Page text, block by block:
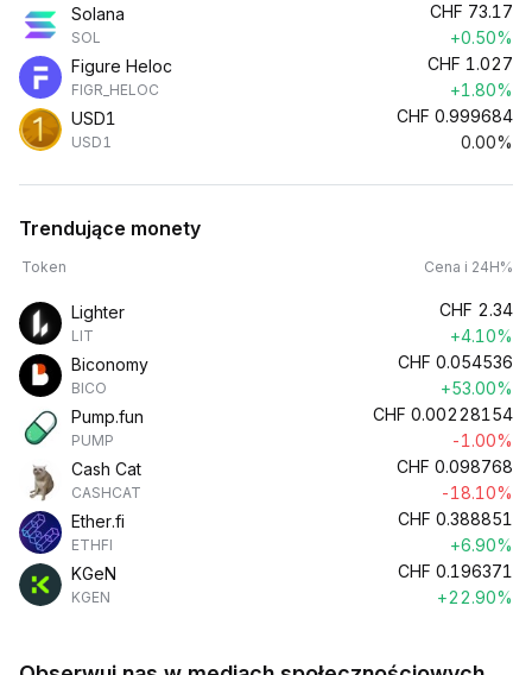
Solana
SOL
CHF 73.17
+0.50%
Figure Heloc
FIGR_HELOC
CHF 1.027
+1.80%
USD1
USD1
CHF 0.999684
0.00%
Trendujące monety
Token Cena i 24H%
Lighter
LIT
CHF 2.34
+4.10%
Biconomy
BICO
CHF 0.054536
+53.00%
Pump.fun
PUMP
CHF 0.00228154
-1.00%
Cash Cat
CASHCAT
CHF 0.098768
-18.10%
Ether.fi
ETHFI
CHF 0.388851
+6.90%
KGeN
KGEN
CHF 0.196371
+22.90%